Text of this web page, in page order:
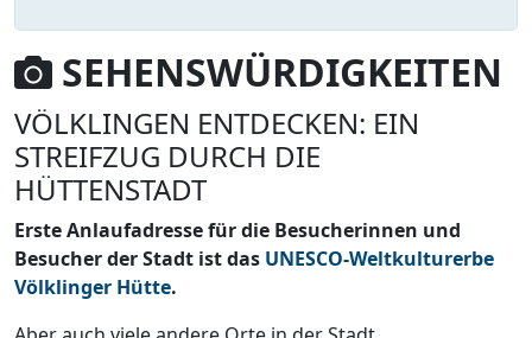
SEHENSWÜRDIGKEITEN
VÖLKLINGEN ENTDECKEN: EIN
STREIFZUG DURCH DIE
HÜTTENSTADT
Erste Anlaufadresse für die Besucherinnen und
Besucher der Stadt ist das UNESCO-Weltkulturerbe
Völklinger Hütte.